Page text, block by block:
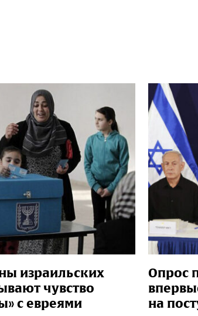
израильских
чувство
с евреями
Опрос
на